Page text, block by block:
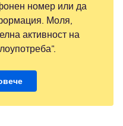
номер или да
Моля,
активност на